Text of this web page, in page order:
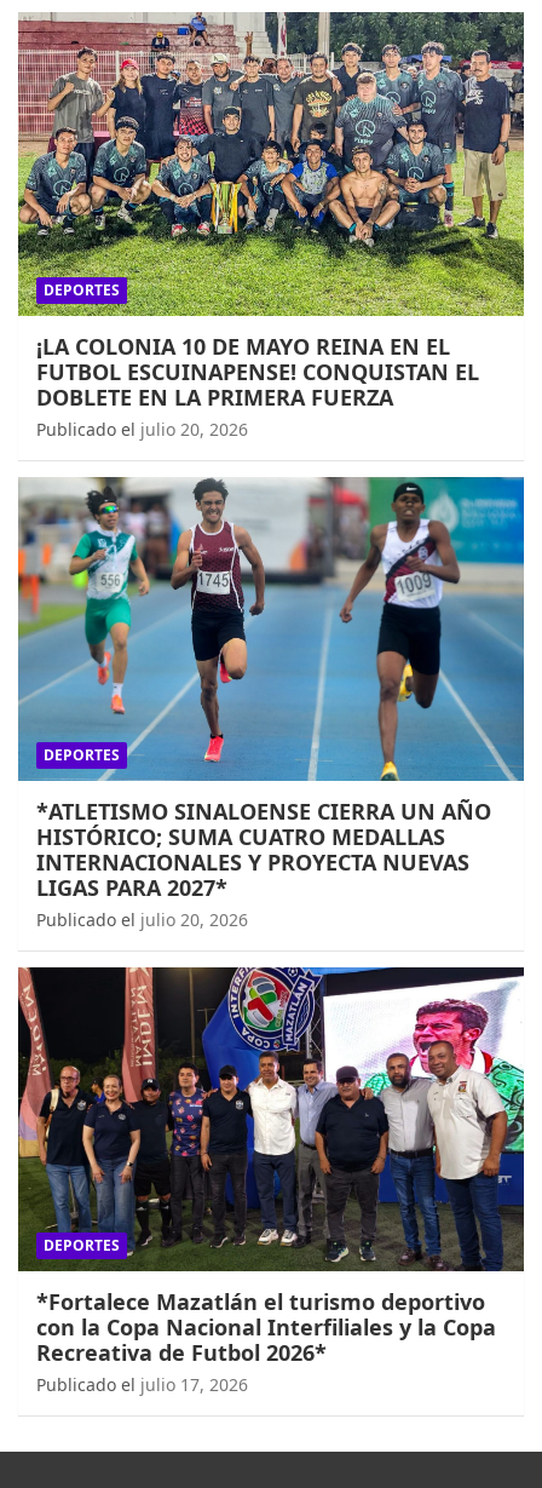
DEPORTES
¡LA COLONIA 10 DE MAYO REINA EN EL
FUTBOL ESCUINAPENSE! CONQUISTAN EL
DOBLETE EN LA PRIMERA FUERZA
Publicado el julio 20, 2026
DEPORTES
*ATLETISMO SINALOENSE CIERRA UN AÑO
HISTÓRICO; SUMA CUATRO MEDALLAS
INTERNACIONALES Y PROYECTA NUEVAS
LIGAS PARA 2027*
Publicado el julio 20, 2026
DEPORTES
*Fortalece Mazatlán el turismo deportivo
con la Copa Nacional Interfiliales y la Copa
Recreativa de Futbol 2026*
Publicado el julio 17, 2026